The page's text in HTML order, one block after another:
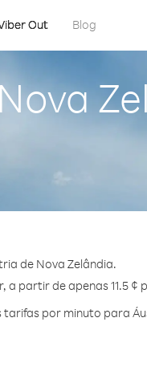
Out Blog
de Nova Zelândia.
partir de apenas 11.5 ¢
por minuto para